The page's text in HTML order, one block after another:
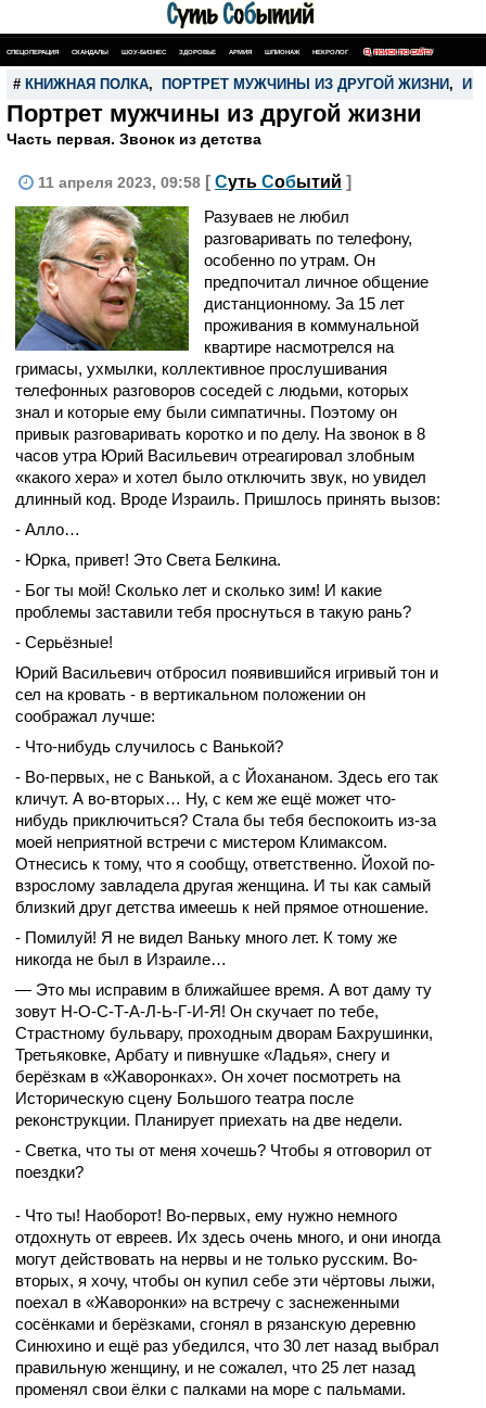
СПЕЦОПЕРАЦИЯ СКАНДАЛЫ ШОУ-БИЗНЕС ЗДОРОВЬЕ АРМИЯ ШПИОНАЖ НЕКРОЛОГ ПОИСК ПО САЙТУ
# КНИЖНАЯ ПОЛКА, ПОРТРЕТ МУЖЧИНЫ ИЗ ДРУГОЙ ЖИЗНИ ,
Портрет мужчины из другой жизни
Часть первая. Звонок из детства
11 апреля 2023, 09:58 [ Суть Событий ]
Разуваев не любил
разговаривать по телефону,
особенно по утрам. Он
предпочитал личное общение
дистанционному. За 15 лет
проживания в коммунальной
квартире насмотрелся на
гримасы, ухмылки, коллективное прослушивания
телефонных разговоров соседей с людьми, которых
знал и которые ему были симпатичны. Поэтому он
привык разговаривать коротко и по делу. На звонок в 8
часов утра Юрий Васильевич отреагировал злобным
«какого хера» и хотел было отключить звук, но увидел
длинный код. Вроде Израиль. Пришлось принять вызов:
- Алло…
- Юрка, привет! Это Света Белкина.
- Бог ты мой! Сколько лет и сколько зим! И какие
проблемы заставили тебя проснуться в такую рань?
- Серьёзные!
Юрий Васильевич отбросил появившийся игривый тон и
сел на кровать - в вертикальном положении он
соображал лучше:
- Что-нибудь случилось с Ванькой?
- Во-первых, не с Ванькой, а с Йохананом. Здесь его так
кличут. А во-вторых… Ну, с кем же ещё может что-
нибудь приключиться? Стала бы тебя беспокоить из-за
моей неприятной встречи с мистером Климаксом.
Отнесись к тому, что я сообщу, ответственно. Йохой по-
взрослому завладела другая женщина. И ты как самый
близкий друг детства имеешь к ней прямое отношение.
- Помилуй! Я не видел Ваньку много лет. К тому же
никогда не был в Израиле…
— Это мы исправим в ближайшее время. А вот даму ту
зовут Н-О-С-Т-А-Л-Ь-Г-И-Я! Он скучает по тебе,
Страстному бульвару, проходным дворам Бахрушинки,
Третьяковке, Арбату и пивнушке «Ладья», снегу и
берёзкам в «Жаворонках». Он хочет посмотреть на
Историческую сцену Большого театра после
реконструкции. Планирует приехать на две недели.
- Светка, что ты от меня хочешь? Чтобы я отговорил от
поездки?
- Что ты! Наоборот! Во-первых, ему нужно немного
отдохнуть от евреев. Их здесь очень много, и они иногда
могут действовать на нервы и не только русским. Во-
вторых, я хочу, чтобы он купил себе эти чёртовы лыжи,
поехал в «Жаворонки» на встречу с заснеженными
сосёнками и берёзками, сгонял в рязанскую деревню
Синюхино и ещё раз убедился, что 30 лет назад выбрал
правильную женщину, и не сожалел, что 25 лет назад
променял свои ёлки с палками на море с пальмами.